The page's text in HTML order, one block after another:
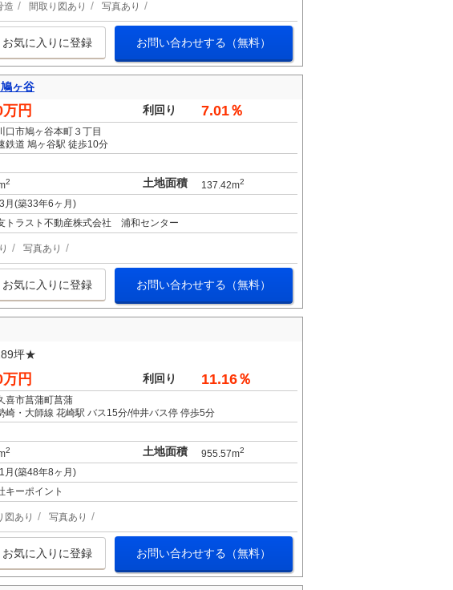
造 間取り図あり 写真あり
お気に入りに登録 お問い合わせする（無料）
ヶ谷
円 利回り 7.01％
口市鳩ヶ谷本町３丁目
鉄道 鳩ヶ谷駅 徒歩10分
2 土地面積 137.42m2
月(築33年6ヶ月)
トラスト不動産株式会社 浦和センター
写真あり
お気に入りに登録 お問い合わせする（無料）
坪★
円 利回り 11.16％
喜市菖蒲町菖蒲
崎・大師線 花崎駅 バス15分/仲井バス停 停歩5分
2 土地面積 955.57m2
月(築48年8ヶ月)
キーポイント
図あり 写真あり
お気に入りに登録 お問い合わせする（無料）